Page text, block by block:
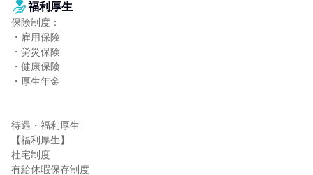
福利厚生
保険制度：
・雇用保険
・労災保険
・健康保険
・厚生年金
待遇・福利厚生
【福利厚生】
社宅制度
有給休暇保存制度